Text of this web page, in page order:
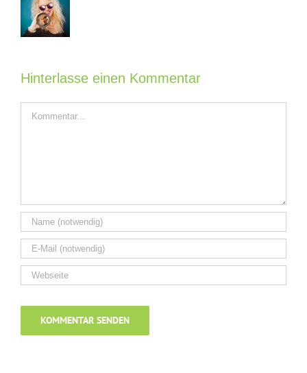
Hinterlasse einen Kommentar